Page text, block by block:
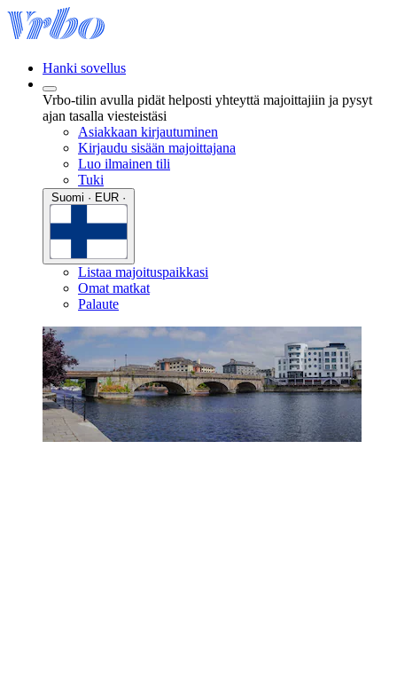
Hanki sovellus
Vrbo-tilin avulla pidät helposti yhteyttä majoittajiin ja pysyt
ajan tasalla viesteistäsi
Asiakkaan kirjautuminen
Kirjaudu sisään majoittajana
Luo ilmainen tili
Tuki
Listaa majoituspaikkasi
Omat matkat
Palaute